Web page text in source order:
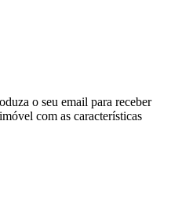
o seu email para receber
com as características